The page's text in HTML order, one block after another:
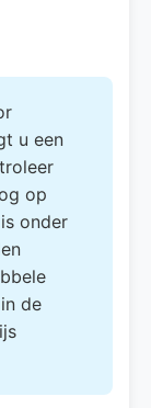
u een
op
onder
de